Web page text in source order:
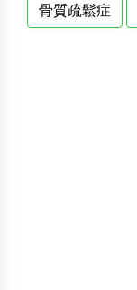
骨質疏鬆症